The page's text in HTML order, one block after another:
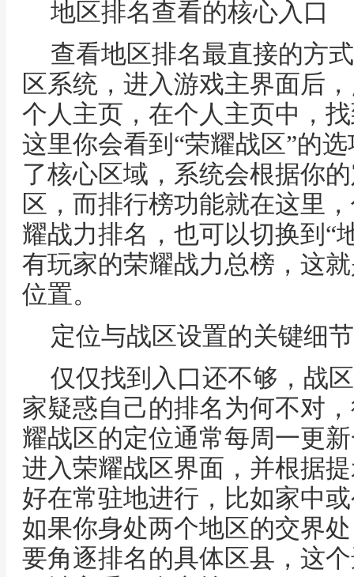
地区排名查看的核心入口
查看地区排名最直接的方
区系统，进入游戏主界面后
个人主页，在个人主页中，
这里你会看到“荣耀战区”的
了核心区域，系统会根据你
区，而排行榜功能就在这里
耀战力排名，也可以切换到“
有玩家的荣耀战力总榜，这
位置。
定位与战区设置的关键细节
仅仅找到入口还不够，战
家疑惑自己的排名为何不对
耀战区的定位通常每周一更
进入荣耀战区界面，并根据
好在常驻地进行，比如家中
如果你身处两个地区的交界
要角逐排名的具体区县，这